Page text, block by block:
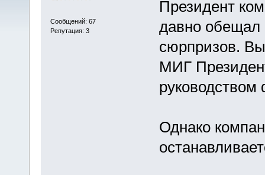
Сообщений: 67
Репутация: 3
Президент
давно обещал
сюрпризов.
МИГ
руководством
Однако